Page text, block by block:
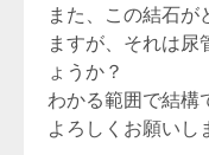
また、この結石が
ますが、それは尿
ょうか？
わかる範囲で結構
よろしくお願いし